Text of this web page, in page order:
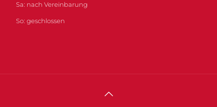
Sa: nach Vereinbarung
So: geschlossen